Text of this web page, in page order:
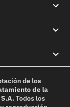
de los
de la
Todos los